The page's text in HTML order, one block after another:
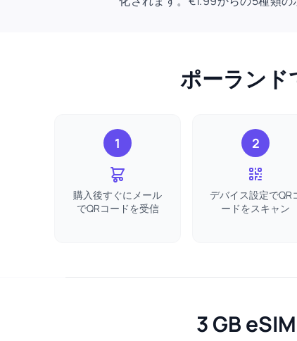
ポーランド
1
購入後すぐにメール
でQRコードを受信
2
デバイス設定でQR
ードをスキャン
3 GB